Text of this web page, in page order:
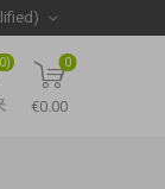
0
€0.00